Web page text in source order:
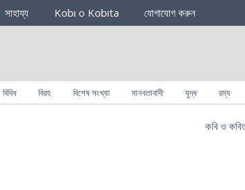
সাহায্য Kobi o Kobita যোগাযোগ করুন
বিবিধ বিরহ বিশেষ সংখ্যা মানবতাবাদী যুদ্ধ রম্য
কবি ও